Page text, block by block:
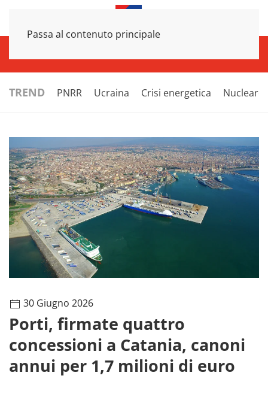
Passa al contenuto principale
TREND PNRR Ucraina Crisi energetica Nucleare
30 Giugno 2026
Porti, firmate quattro
concessioni a Catania, canoni
annui per 1,7 milioni di euro